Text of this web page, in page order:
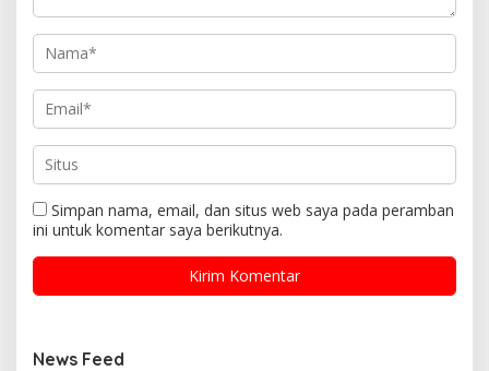
Simpan nama, email, dan situs web saya pada peramban
ini untuk komentar saya berikutnya.
News Feed